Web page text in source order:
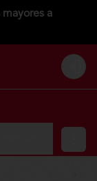
mayores a
Login